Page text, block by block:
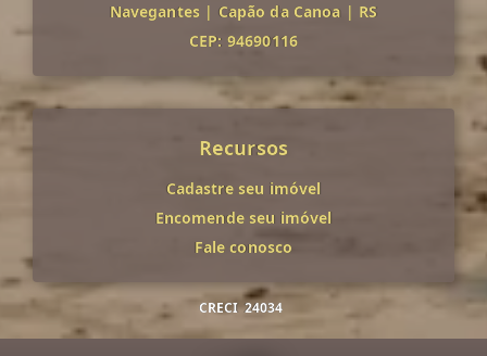
Navegantes | Capão da Canoa | RS
CEP: 94690116
Recursos
Cadastre seu imóvel
Encomende seu imóvel
Fale conosco
CRECI 24034